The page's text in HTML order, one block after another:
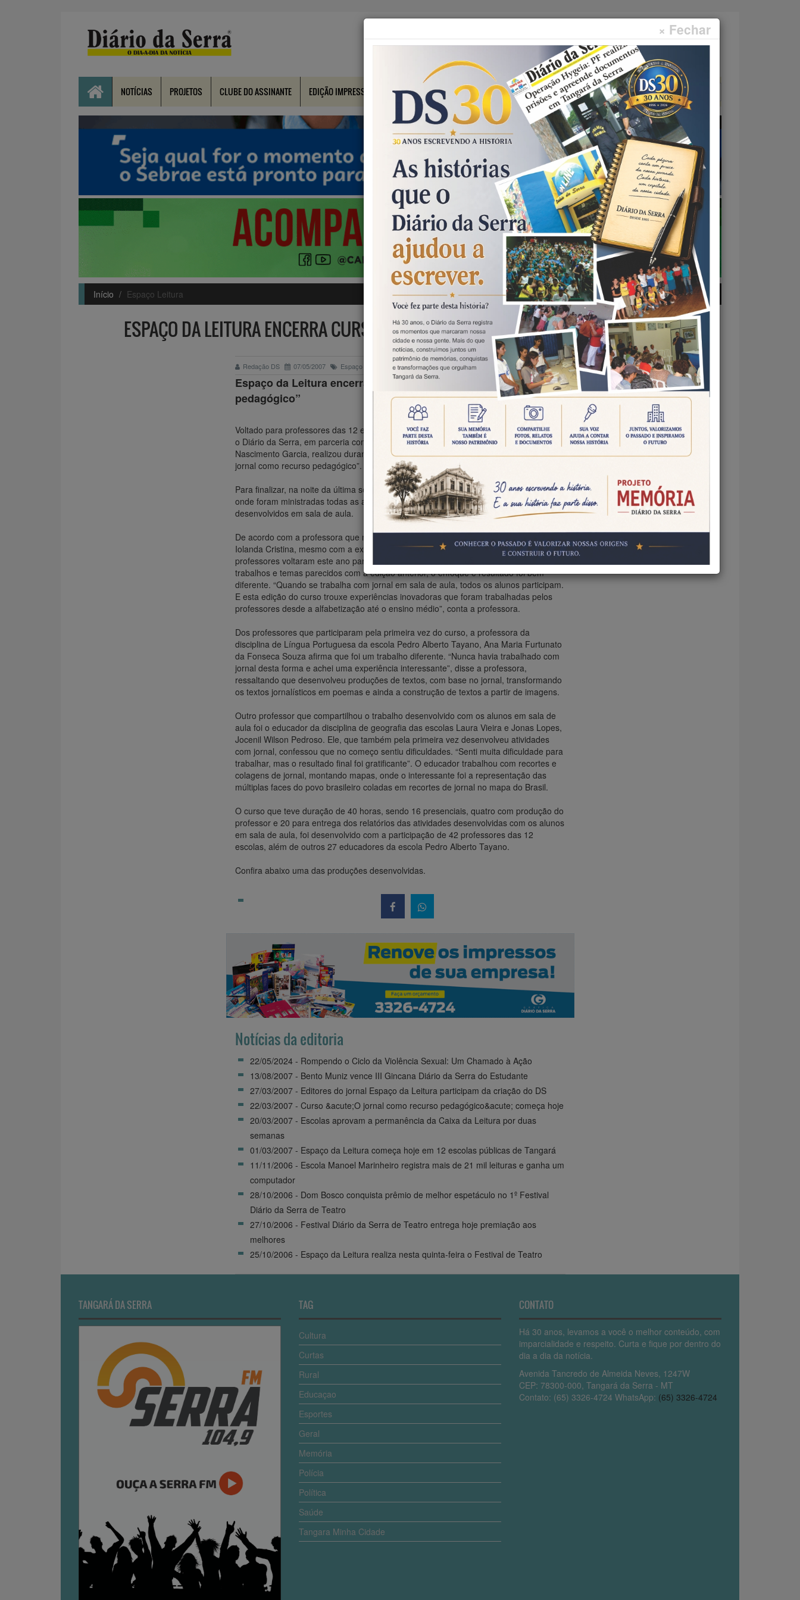
× Fechar
Faça sua pesquisa...
NOTÍCIAS PROJETOS CLUBE DO ASSINANTE EDIÇÃO IMPRESSA CONTATO
Início Espaço Leitura
ESPAÇO DA LEITURA ENCERRA CURSO “O JORNAL COMO RECURSO PEDAGÓGICO”
Redação DS 07/05/2007 Espaço Leitura
Espaço da Leitura encerra curso “O jornal como recurso
pedagógico”
Voltado para professores das 12 escolas que participam do Projeto Espaço da Leitura,
o Diário da Serra, em parceria com a professora especialista Iolanda Cristina do
Nascimento Garcia, realizou durante dois meses e meio a segunda edição do curso “O
jornal como recurso pedagógico”.
Para finalizar, na noite da última sexta-feira, nas dependências da escola Dom Bosco,
onde foram ministradas todas as aulas, os professores expuseram os trabalhos
desenvolvidos em sala de aula.
De acordo com a professora que ministrou o curso, na primeira e segunda edição,
Iolanda Cristina, mesmo com a experiência do curso no ano passado, onde muitos
professores voltaram este ano para a segunda edição e o desenvolvimento de
trabalhos e temas parecidos com a edição anterior, o enfoque e resultado foi bem
diferente. “Quando se trabalha com jornal em sala de aula, todos os alunos participam.
E esta edição do curso trouxe experiências inovadoras que foram trabalhadas pelos
professores desde a alfabetização até o ensino médio”, conta a professora.
Dos professores que participaram pela primeira vez do curso, a professora da
disciplina de Língua Portuguesa da escola Pedro Alberto Tayano, Ana Maria Furtunato
da Fonseca Souza afirma que foi um trabalho diferente. “Nunca havia trabalhado com
jornal desta forma e achei uma experiência interessante”, disse a professora,
ressaltando que desenvolveu produções de textos, com base no jornal, transformando
os textos jornalísticos em poemas e ainda a construção de textos a partir de imagens.
Outro professor que compartilhou o trabalho desenvolvido com os alunos em sala de
aula foi o educador da disciplina de geografia das escolas Laura Vieira e Jonas Lopes,
Jocenil Wilson Pedroso. Ele, que também pela primeira vez desenvolveu atividades
com jornal, confessou que no começo sentiu dificuldades. “Senti muita dificuldade para
trabalhar, mas o resultado final foi gratificante”. O educador trabalhou com recortes e
colagens de jornal, montando mapas, onde o interessante foi a representação das
múltiplas faces do povo brasileiro coladas em recortes de jornal no mapa do Brasil.
O curso que teve duração de 40 horas, sendo 16 presenciais, quatro com produção do
professor e 20 para entrega dos relatórios das atividades desenvolvidas com os alunos
em sala de aula, foi desenvolvido com a participação de 42 professores das 12
escolas, além de outros 27 educadores da escola Pedro Alberto Tayano.
Confira abaixo uma das produções desenvolvidas.
Notícias da editoria
22/05/2024 - Rompendo o Ciclo da Violência Sexual: Um Chamado à Ação
13/08/2007 - Bento Muniz vence III Gincana Diário da Serra do Estudante
27/03/2007 - Editores do jornal Espaço da Leitura participam da criação do DS
22/03/2007 - Curso &acute;O jornal como recurso pedagógico&acute; começa hoje
20/03/2007 - Escolas aprovam a permanência da Caixa da Leitura por duas
semanas
01/03/2007 - Espaço da Leitura começa hoje em 12 escolas públicas de Tangará
11/11/2006 - Escola Manoel Marinheiro registra mais de 21 mil leituras e ganha um
computador
28/10/2006 - Dom Bosco conquista prêmio de melhor espetáculo no 1º Festival
Diário da Serra de Teatro
27/10/2006 - Festival Diário da Serra de Teatro entrega hoje premiação aos
melhores
25/10/2006 - Espaço da Leitura realiza nesta quinta-feira o Festival de Teatro
TANGARÁ DA SERRA TAG
Cultura
Curtas
Rural
Educaçao
Esportes
Geral
Memória
Polícia
Política
Saúde
Tangara Minha Cidade
CONTATO
Há 30 anos, levamos a você o melhor conteúdo, com
imparcialidade e respeito. Curta e fique por dentro do
dia a dia da notícia.
Avenida Tancredo de Almeida Neves, 1247W
CEP: 78300-000, Tangará da Serra - MT
Contato: (65) 3326-4724 WhatsApp: (65) 3326-4724